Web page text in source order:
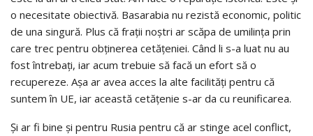
o necesitate obiectivă. Basarabia nu rezistă economic, politic
de una singură. Plus că frații noștri ar scăpa de umilința prin
care trec pentru obținerea cetățeniei. Când li s-a luat nu au
fost întrebați, iar acum trebuie să facă un efort să o
recupereze. Așa ar avea acces la alte facilități pentru că
suntem în UE, iar această cetățenie s-ar da cu reunificarea.
Și ar fi bine și pentru Rusia pentru că ar stinge acel conflict,